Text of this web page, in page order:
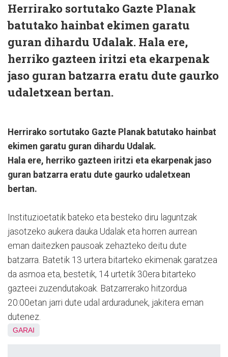
Herrirako sortutako Gazte Planak
batutako hainbat ekimen garatu
guran dihardu Udalak. Hala ere,
herriko gazteen iritzi eta ekarpenak
jaso guran batzarra eratu dute gaurko
udaletxean bertan.
Herrirako sortutako Gazte Planak batutako hainbat
ekimen garatu guran dihardu Udalak.
Hala ere, herriko gazteen iritzi eta ekarpenak jaso
guran batzarra eratu dute gaurko udaletxean
bertan.
Instituzioetatik bateko eta besteko diru laguntzak
jasotzeko aukera dauka Udalak eta horren aurrean
eman daitezken pausoak zehazteko deitu dute
batzarra. Batetik 13 urtera bitarteko ekimenak garatzea
da asmoa eta, bestetik, 14 urtetik 30era bitarteko
gazteei zuzendutakoak. Batzarrerako hitzordua
20:00etan jarri dute udal arduradunek, jakitera eman
dutenez.
GARAI